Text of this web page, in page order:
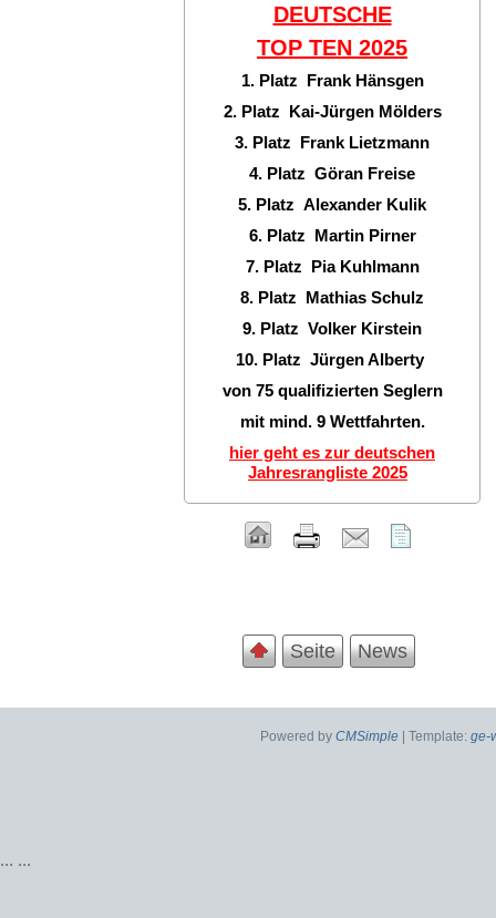
DEUTSCHE
TOP TEN 2025
1. Platz Frank Hänsgen
2. Platz Kai-Jürgen Mölders
3. Platz Frank Lietzmann
4. Platz Göran Freise
5. Platz Alexander Kulik
6. Platz Martin Pirner
7. Platz Pia Kuhlmann
8. Platz Mathias Schulz
9. Platz Volker Kirstein
10. Platz Jürgen Alberty
von 75 qualifizierten Seglern
mit mind. 9 Wettfahrten.
hier geht es zur deutschen
Jahresrangliste 2025
Seite News
Powered by CMSimple | Template: ge-
... ...